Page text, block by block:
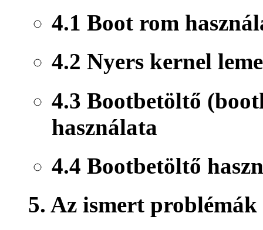
4.1 Boot rom
4.2 Nyers kernel
4.3 Bootbetöltő
használata
4.4 Bootbetöltő
5. Az ismert problémák